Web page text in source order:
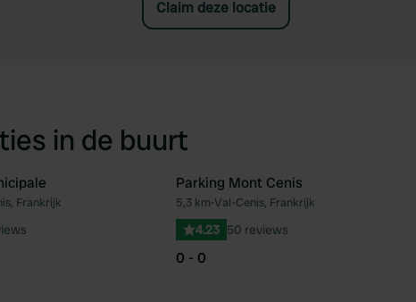
Claim deze locatie
in de buurt
Favoriet
Frankrijk
Parking Mont Cenis
5,3 km•Val-Cenis, Frankrijk
4.23 50 reviews
0 - 0